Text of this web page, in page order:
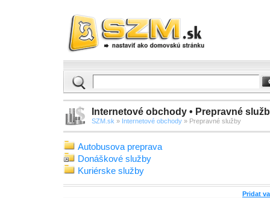
Internetové obchody • Prepravné
SZM.sk » Internetové obchody » Prepravné služby
Autobusova preprava
Donáškové služby
Kuriérske služby
Pridat